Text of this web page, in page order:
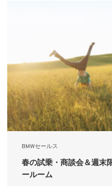
BMWセールス
春の試乗・商談会＆週末
ールーム